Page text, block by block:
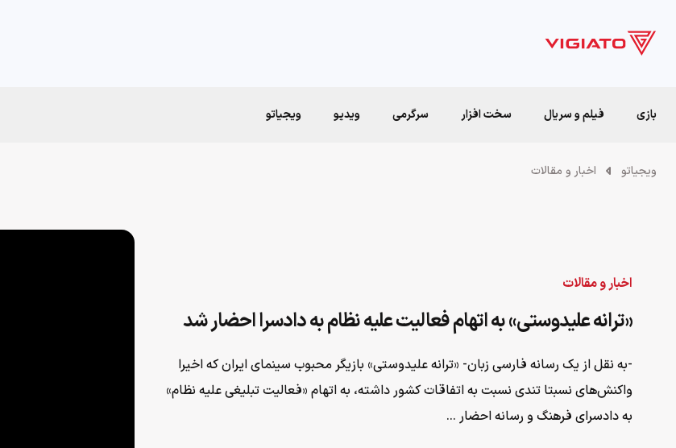
بازی فیلم و سریال سخت افزار سرگرمی ویدیو ویجیاتو
ویجیاتو اخبار و مقالات
اخبار و مقالات
«ترانه علیدوستی» به اتهام فعالیت علیه نظام به دادسرا احضار شد
-به نقل از یک رسانه فارسی زبان- «ترانه علیدوستی» بازیگر محبوب سینمای ایران که اخیرا
واکنش‌های نسبتا تندی نسبت به اتفاقات کشور داشته، به اتهام «فعالیت تبلیغی علیه نظام»
به دادسرای فرهنگ و رسانه احضار ...